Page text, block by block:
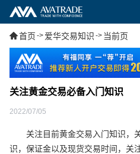
首页 -> 爱华交易知识 -> 当前页
关注黄金交易必备入门知识
2022/07/05
关注目前黄金交易入门知识，
识，保证金以及现货交易时间，关